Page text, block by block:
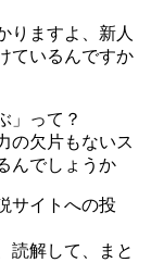
りますよ、新人
ているんですか
」って？
の欠片もないス
んでしょうか
サイトへの投
読解して、まと